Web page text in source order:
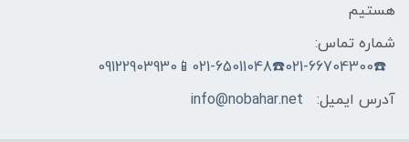
هستیم
شماره تماس:
☎️021-66704300☎️021-65011048📱09122903930
آدرس ایمیل:
info@nobahar.net